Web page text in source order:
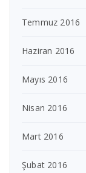
Temmuz 2016
Haziran 2016
Mayıs 2016
Nisan 2016
Mart 2016
Şubat 2016